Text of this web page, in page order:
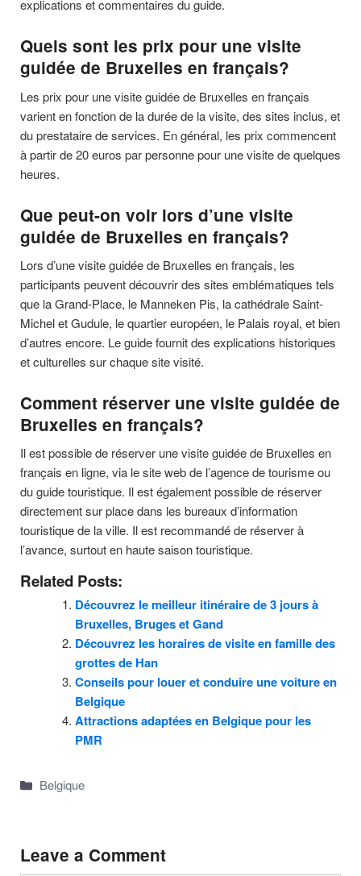
explications et commentaires du guide.
Quels sont les prix pour une visite
guidée de Bruxelles en français?
Les prix pour une visite guidée de Bruxelles en français
varient en fonction de la durée de la visite, des sites inclus, et
du prestataire de services. En général, les prix commencent
à partir de 20 euros par personne pour une visite de quelques
heures.
Que peut-on voir lors d’une visite
guidée de Bruxelles en français?
Lors d’une visite guidée de Bruxelles en français, les
participants peuvent découvrir des sites emblématiques tels
que la Grand-Place, le Manneken Pis, la cathédrale Saint-
Michel et Gudule, le quartier européen, le Palais royal, et bien
d’autres encore. Le guide fournit des explications historiques
et culturelles sur chaque site visité.
Comment réserver une visite guidée de
Bruxelles en français?
Il est possible de réserver une visite guidée de Bruxelles en
français en ligne, via le site web de l’agence de tourisme ou
du guide touristique. Il est également possible de réserver
directement sur place dans les bureaux d’information
touristique de la ville. Il est recommandé de réserver à
l’avance, surtout en haute saison touristique.
Related Posts:
Découvrez le meilleur itinéraire de 3 jours à
Bruxelles, Bruges et Gand
Découvrez les horaires de visite en famille des
grottes de Han
Conseils pour louer et conduire une voiture en
Belgique
Attractions adaptées en Belgique pour les
PMR
Categories
Belgique
Leave a Comment